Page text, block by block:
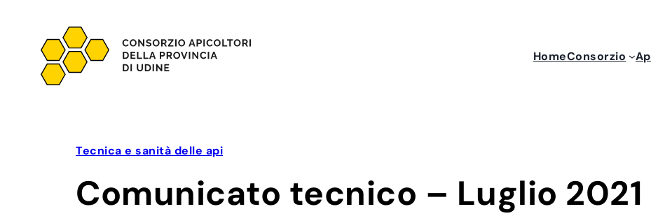
contenuto
HomeConsorzio
Tecnica e sanità delle api
Comunicato tecnico – Luglio 2021